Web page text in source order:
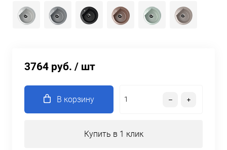
3764 руб. / шт
В корзину
Купить в 1 клик